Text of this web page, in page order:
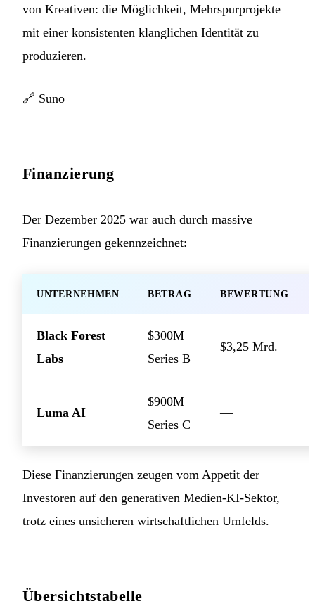
von Kreativen: die Möglichkeit, Mehrspurprojekte
mit einer konsistenten klanglichen Identität zu
produzieren.
🔗 Suno
Finanzierung
Der Dezember 2025 war auch durch massive
Finanzierungen gekennzeichnet:
UNTERNEHMEN BETRAG BEWERTUNG
Black Forest
Labs
$300M
Series B
$3,25 Mrd.
Luma AI
$900M
Series C
—
Diese Finanzierungen zeugen vom Appetit der
Investoren auf den generativen Medien-KI-Sektor,
trotz eines unsicheren wirtschaftlichen Umfelds.
Übersichtstabelle